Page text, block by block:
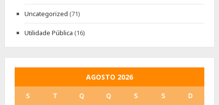
Uncategorized (71)
Utilidade Pública (16)
AGOSTO 2026
S T Q Q S S D